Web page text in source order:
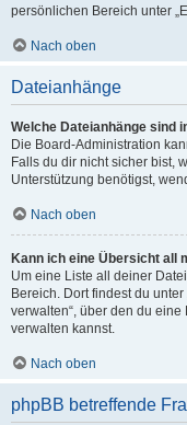
persönlichen Bereich unter
Nach oben
Dateianhänge
Welche Dateianhänge sind
Die Board-Administration
Falls du dir nicht sicher bist,
Unterstützung benötigst,
Nach oben
Kann ich eine Übersicht all
Um eine Liste all deiner
Bereich. Dort findest du
verwalten“, über den du
verwalten kannst.
Nach oben
phpBB betreffende